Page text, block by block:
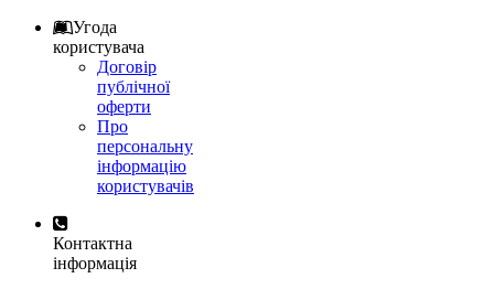
Угода
користувача
Договір
публічної
оферти
Про
персональну
інформацію
користувачів
Контактна
інформація